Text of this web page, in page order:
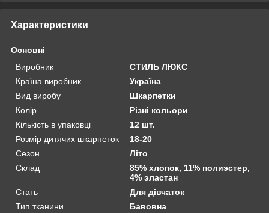
Характеристики
Основні
Виробник
СТИЛЬ ЛЮКС
Країна виробник
Україна
Вид виробу
Шкарпетки
Колір
Різні кольори
Кількість в упаковці
12 шт.
Розмір дитячих шкарпеток
18-20
Сезон
Літо
Склад
85% хлопок, 11% полиэстер,
4% эластан
Стать
Для дівчаток
Тип тканини
Бавовна